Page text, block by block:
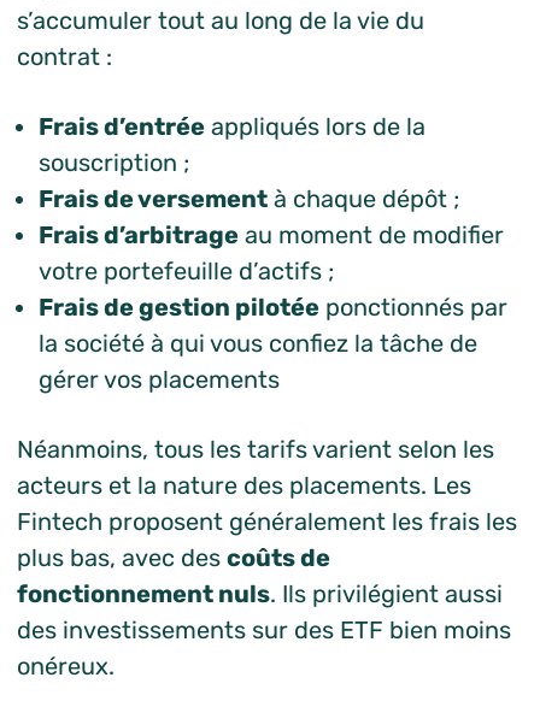
s’accumuler tout au long de la vie du
contrat :
Frais d’entréeappliqués lors de la
souscription ;
Frais de versementà chaque dépôt ;
Frais d’arbitrageau moment de modifier
votre portefeuille d’actifs ;
Frais de gestion pilotéeponctionnés par
la société à qui vous confiez la tâche de
gérer vos placements
Néanmoins, tous les tarifs varient selon les
acteurs et la nature des placements. Les
Fintech proposent généralement les frais les
plus bas, avec des coûts de
fonctionnement nuls. Ils privilégient aussi
des investissements sur des ETF bien moins
onéreux.